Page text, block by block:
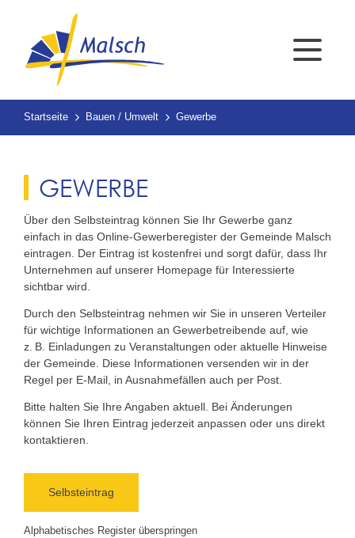
Startseite Bauen / Umwelt Gewerbe
GEWERBE
Über den Selbsteintrag können Sie Ihr Gewerbe ganz
einfach in das Online-Gewerberegister der Gemeinde Malsch
eintragen. Der Eintrag ist kostenfrei und sorgt dafür, dass Ihr
Unternehmen auf unserer Homepage für Interessierte
sichtbar wird.
Durch den Selbsteintrag nehmen wir Sie in unseren Verteiler
für wichtige Informationen an Gewerbetreibende auf, wie
z. B. Einladungen zu Veranstaltungen oder aktuelle Hinweise
der Gemeinde. Diese Informationen versenden wir in der
Regel per E-Mail, in Ausnahmefällen auch per Post.
Bitte halten Sie Ihre Angaben aktuell. Bei Änderungen
können Sie Ihren Eintrag jederzeit anpassen oder uns direkt
kontaktieren.
Selbsteintrag
Alphabetisches Register überspringen